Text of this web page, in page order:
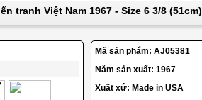
tranh Việt Nam 1967 - Size 6 3/8 (51cm)
Mã sản phẩm: AJ05381
Năm sản xuất: 1967
Xuất xứ: Made in USA